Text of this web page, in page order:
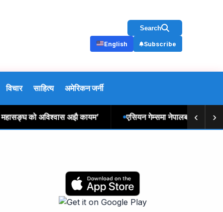
Search
English Subscribe
विचार साहित्य अमेरिकन जर्नी
को अविश्वास अझै कायम’ एसियन गेम्समा नेपालबाट १३६ खेलाडीले
‹ ›